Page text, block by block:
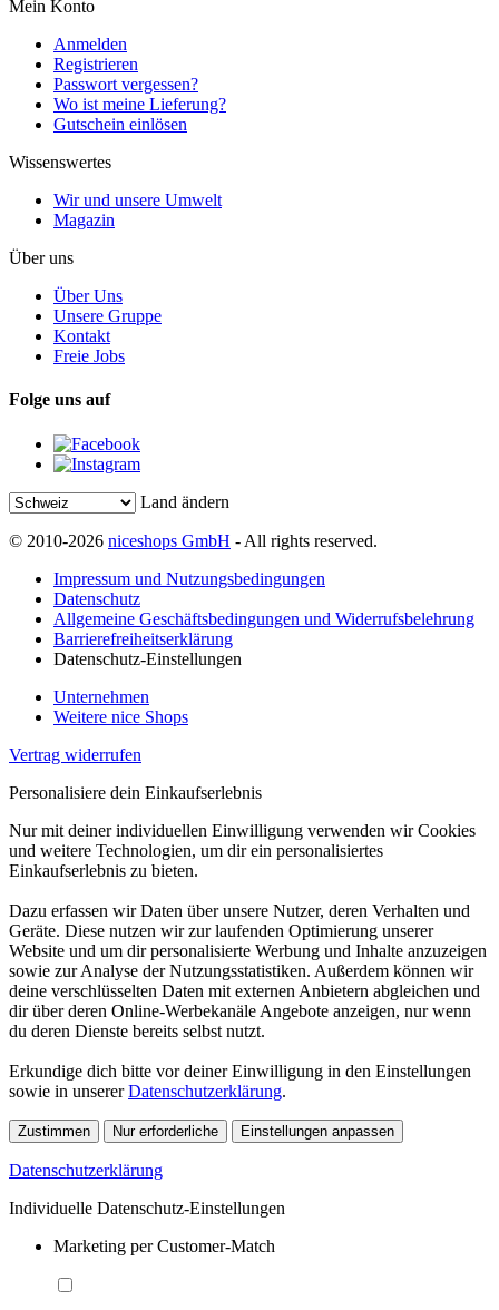
Mein Konto
Anmelden
Registrieren
Passwort vergessen?
Wo ist meine Lieferung?
Gutschein einlösen
Wissenswertes
Wir und unsere Umwelt
Magazin
Über uns
Über Uns
Unsere Gruppe
Kontakt
Freie Jobs
Folge uns auf
Land ändern
© 2010-2026 niceshops GmbH - All rights reserved.
Impressum und Nutzungsbedingungen
Datenschutz
Allgemeine Geschäftsbedingungen und Widerrufsbelehrung
Barrierefreiheitserklärung
Datenschutz-Einstellungen
Unternehmen
Weitere nice Shops
Vertrag widerrufen
Personalisiere dein Einkaufserlebnis
Nur mit deiner individuellen Einwilligung verwenden wir Cookies
und weitere Technologien, um dir ein personalisiertes
Einkaufserlebnis zu bieten.
Dazu erfassen wir Daten über unsere Nutzer, deren Verhalten und
Geräte. Diese nutzen wir zur laufenden Optimierung unserer
Website und um dir personalisierte Werbung und Inhalte anzuzeigen
sowie zur Analyse der Nutzungsstatistiken. Außerdem können wir
deine verschlüsselten Daten mit externen Anbietern abgleichen und
dir über deren Online-Werbekanäle Angebote anzeigen, nur wenn
du deren Dienste bereits selbst nutzt.
Erkundige dich bitte vor deiner Einwilligung in den Einstellungen
sowie in unsererDatenschutzerklärung.
Zustimmen Nur erforderliche Einstellungen anpassen
Datenschutzerklärung
Individuelle Datenschutz-Einstellungen
Marketing per Customer-Match